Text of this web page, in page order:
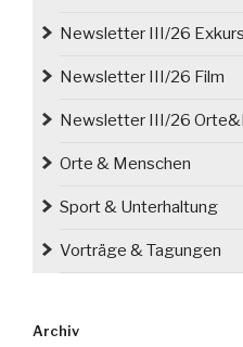
Newsletter III/26
Newsletter III/26 Film
Newsletter III/26
Orte & Menschen
Sport & Unterhaltung
Vorträge & Tagungen
Archiv